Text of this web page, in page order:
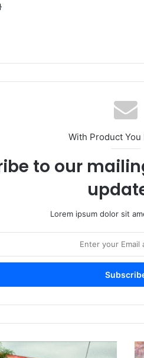
With Product You
to our
Lorem ipsum dolor sit